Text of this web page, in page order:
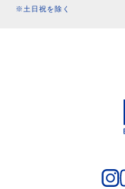
※土日祝を除く